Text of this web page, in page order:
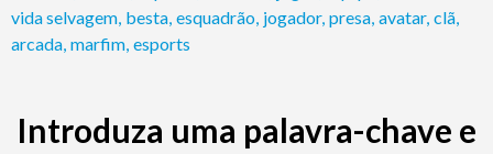
vida selvagem besta esquadrão jogador, presa avatar, clã
arcada marfim esports
Introduza uma palavra-chave e